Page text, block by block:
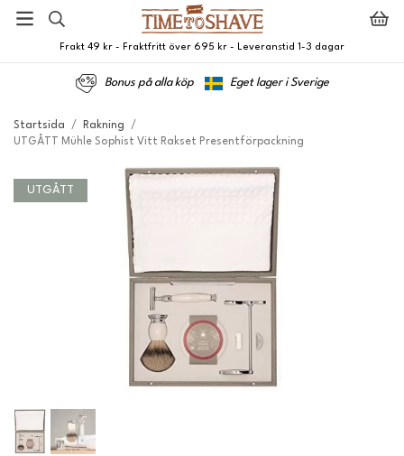
Frakt 49 kr - Fraktfritt över 695 kr - Leveranstid 1-3 dagar
Bonus på alla köp Eget lager i Sverige
Startsida / Rakning
/
UTGÅTT Mühle Sophist Vitt Rakset Presentförpackning
UTGÅTT